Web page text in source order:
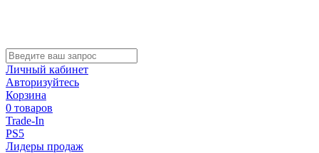
Личный кабинет
Авторизуйтесь
Корзина
0 товаров
Trade-In
PS5
Лидеры продаж